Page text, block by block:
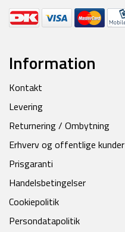
Information
Kontakt
Levering
Returnering / Ombytning
Erhverv og offentlige kunder
Prisgaranti
Handelsbetingelser
Cookiepolitik
Persondatapolitik